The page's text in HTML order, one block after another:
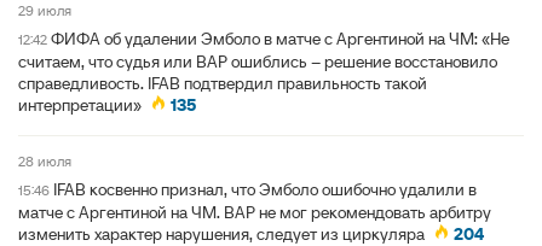
29 июля
12:42 ФИФА об удалении Эмболо в матче с Аргентиной на ЧМ: «Не
считаем, что судья или ВАР ошиблись – решение восстановило
справедливость. IFAB подтвердил правильность такой
интерпретации»
135
28 июля
15:46 IFAB косвенно признал, что Эмболо ошибочно удалили в
матче с Аргентиной на ЧМ. ВАР не мог рекомендовать арбитру
изменить характер нарушения, следует из циркуляра
204